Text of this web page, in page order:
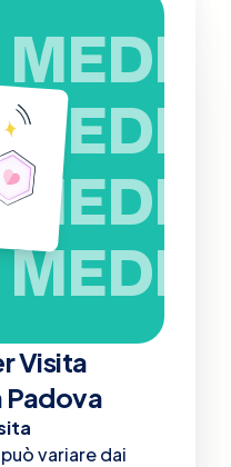
Visita
variare dai